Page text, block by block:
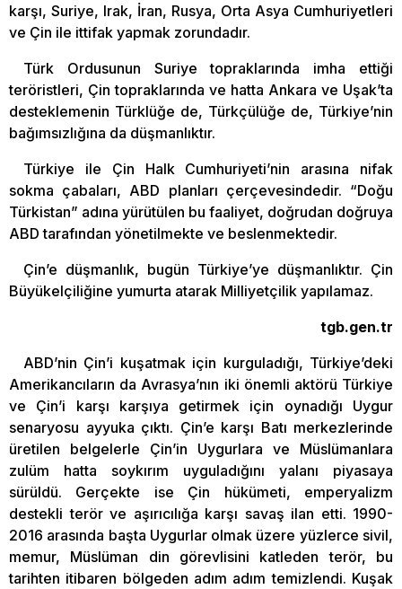
karşı, Suriye, Irak, İran, Rusya, Orta Asya Cumhuriyetleri
ve Çin ile ittifak yapmak zorundadır.
Türk Ordusunun Suriye topraklarında imha ettiği
teröristleri, Çin topraklarında ve hatta Ankara ve Uşak’ta
desteklemenin Türklüğe de, Türkçülüğe de, Türkiye’nin
bağımsızlığına da düşmanlıktır.
Türkiye ile Çin Halk Cumhuriyeti’nin arasına nifak
sokma çabaları, ABD planları çerçevesindedir. “Doğu
Türkistan” adına yürütülen bu faaliyet, doğrudan doğruya
ABD tarafından yönetilmekte ve beslenmektedir.
Çin’e düşmanlık, bugün Türkiye’ye düşmanlıktır. Çin
Büyükelçiliğine yumurta atarak Milliyetçilik yapılamaz.
tgb.gen.tr
ABD’nin Çin’i kuşatmak için kurguladığı, Türkiye’deki
Amerikancıların da Avrasya’nın iki önemli aktörü Türkiye
ve Çin’i karşı karşıya getirmek için oynadığı Uygur
senaryosu ayyuka çıktı. Çin’e karşı Batı merkezlerinde
üretilen belgelerle Çin’in Uygurlara ve Müslümanlara
zulüm hatta soykırım uyguladığını yalanı piyasaya
sürüldü. Gerçekte ise Çin hükümeti, emperyalizm
destekli terör ve aşırıcılığa karşı savaş ilan etti. 1990-
2016 arasında başta Uygurlar olmak üzere yüzlerce sivil,
memur, Müslüman din görevlisini katleden terör, bu
tarihten itibaren bölgeden adım adım temizlendi. Kuşak